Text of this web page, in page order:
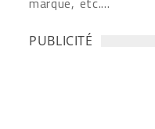
PUBLICITÉ